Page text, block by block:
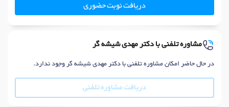
دریافت نوبت حضوری
مشاوره تلفنی با دکتر مهدی شیشه گر
در حال حاضر امکان مشاوره تلفنی با دکتر مهدی شیشه گر وجود ندارد.
دریافت مشاوره تلفنی